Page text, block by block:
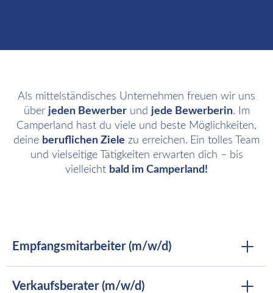
Als mittelständisches Unternehmen freuen wir uns
über jeden Bewerberund jede Bewerberin. Im
Camperland hast du viele und beste Möglichkeiten,
deine beruflichen Ziele zu erreichen. Ein tolles Team
und vielseitige Tätigkeiten erwarten dich – bis
vielleicht bald im Camperland!
Empfangsmitarbeiter (m/w/d)
Verkaufsberater (m/w/d)